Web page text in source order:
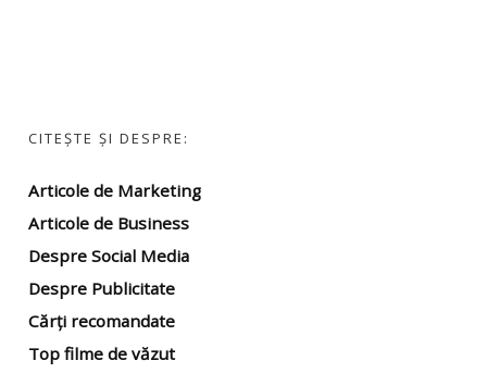
CITEȘTE ȘI DESPRE:
Articole de Marketing
Articole de Business
Despre Social Media
Despre Publicitate
Cărți recomandate
Top filme de văzut